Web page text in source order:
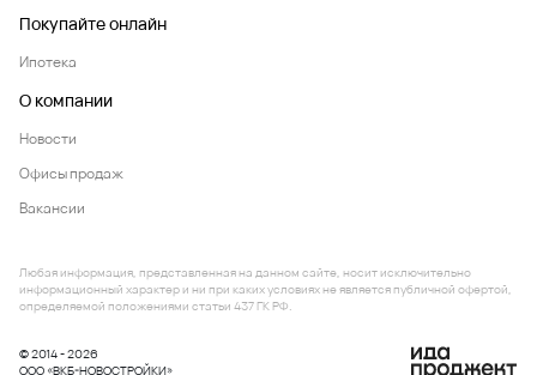
Покупайте онлайн
Ипотека
О компании
Новости
Офисы продаж
Вакансии
© 2014 - 2026
ООО «ВКБ-НОВОСТРОЙКИ»
Любая информация, представленная на данном сайте, носит исключительно
информационный характер и ни при каких условиях не является публичной офертой,
определяемой положениями статьи 437 ГК РФ.